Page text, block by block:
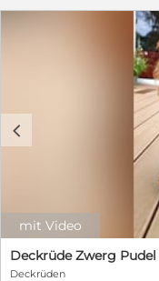
c
mit Video
Deckrüde Zwerg
Deckrüden